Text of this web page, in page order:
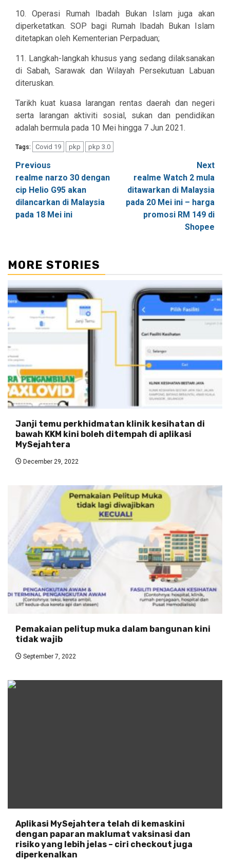
10. Operasi Rumah Ibadah Bukan Islam juga akan
diperketatkan. SOP bagi Rumah Ibadah Bukan Islam
ditetapkan oleh Kementerian Perpaduan;
11. Langkah-langkah khusus yang sedang dilaksanakan
di Sabah, Sarawak dan Wilayah Persekutuan Labuan
diteruskan.
Tarikh kuat kuasa larangan rentas daerah dan negeri
serta larangan aktiviti sosial, sukan dan pendidikan
adalah bermula pada 10 Mei hingga 7 Jun 2021.
Tags: Covid 19 pkp pkp 3.0
Post
navigation
Previous
realme narzo 30 dengan
cip Helio G95 akan
dilancarkan di Malaysia
pada 18 Mei ini
Next
realme Watch 2 mula
ditawarkan di Malaysia
pada 20 Mei ini – harga
promosi RM 149 di
Shopee
MORE STORIES
Janji temu perkhidmatan klinik kesihatan di
bawah KKM kini boleh ditempah di aplikasi
MySejahtera
December 29, 2022
Pemakaian pelitup muka dalam bangunan kini
tidak wajib
September 7, 2022
Aplikasi MySejahtera telah di kemaskini
dengan paparan maklumat vaksinasi dan
risiko yang lebih jelas – ciri checkout juga
diperkenalkan